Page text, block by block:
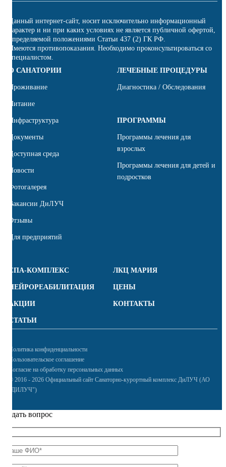
Данный интернет-сайт, носит исключительно информационный
характер и ни при каких условиях не является публичной офертой,
определяемой положениями Статьи 437 (2) ГК РФ.
Имеются противопоказания. Необходимо проконсультироваться со
специалистом.
О САНАТОРИИ
Проживание
Питание
Инфраструктура
Документы
Доступная среда
Новости
Фотогалерея
Вакансии ДиЛУЧ
Отзывы
Для предприятий
ЛЕЧЕБНЫЕ ПРОЦЕДУРЫ
Диагностика / Обследования
ПРОГРАММЫ
Программы лечения для
взрослых
Программы лечения для детей и
подростков
СПА-КОМПЛЕКС ЛКЦ МАРИЯ
НЕЙРОРЕАБИЛИТАЦИЯ ЦЕНЫ
АКЦИИ КОНТАКТЫ
СТАТЬИ
Политика конфиденциальности
Пользовательское соглашение
Согласие на обработку персональных данных
© 2016 - 2026 Официальный сайт Санаторно-курортный комплекс ДиЛУЧ (АО
"ДИЛУЧ")
Задать вопрос